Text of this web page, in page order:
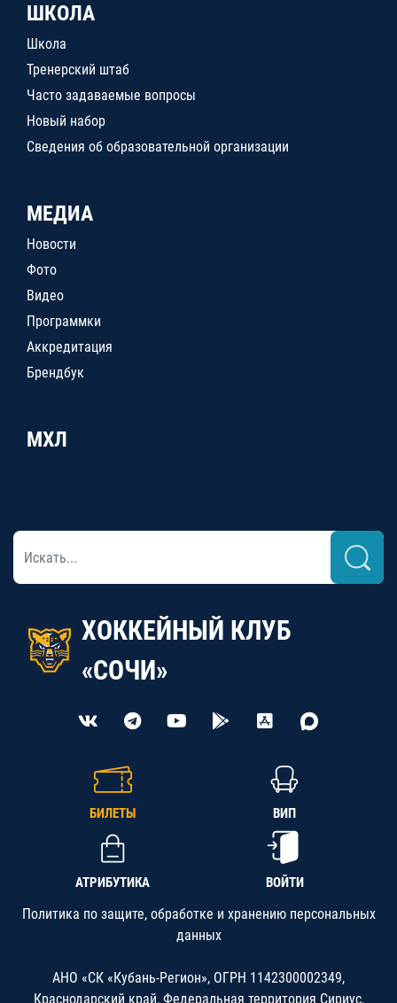
ШКОЛА
Школа
Тренерский штаб
Часто задаваемые вопросы
Новый набор
Сведения об образовательной организации
МЕДИА
Новости
Фото
Видео
Программки
Аккредитация
Брендбук
МХЛ
ХОККЕЙНЫЙ КЛУБ
«СОЧИ»
БИЛЕТЫ ВИП
АТРИБУТИКА ВОЙТИ
Политика по защите, обработке и хранению персональных
данных
АНО «СК «Кубань-Регион», ОГРН 1142300002349,
Краснодарский край, Федеральная территория Сириус,